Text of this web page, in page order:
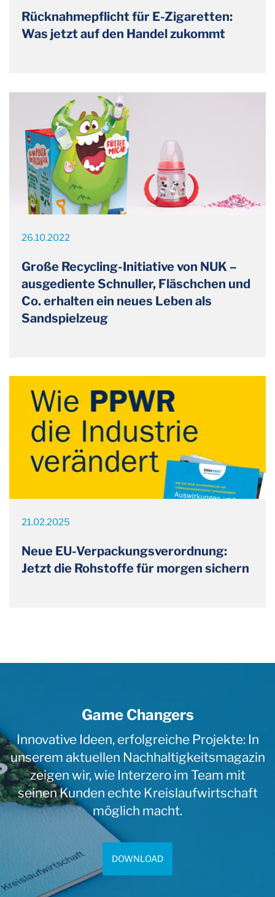
Rücknahmepflicht für E-Zigaretten:
Was jetzt auf den Handel zukommt
26.10.2022
Große Recycling-Initiative von NUK –
ausgediente Schnuller, Fläschchen und
Co. erhalten ein neues Leben als
Sandspielzeug
21.02.2025
Neue EU-Verpackungsverordnung:
Jetzt die Rohstoffe für morgen sichern
Game Changers
Innovative Ideen, erfolgreiche Projekte: In
unserem aktuellen Nachhaltigkeitsmagazin
zeigen wir, wie Interzero im Team mit
seinen Kunden echte Kreislaufwirtschaft
möglich macht.
DOWNLOAD